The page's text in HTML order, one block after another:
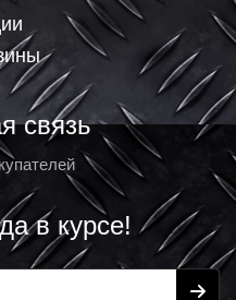
связь
в курсе!